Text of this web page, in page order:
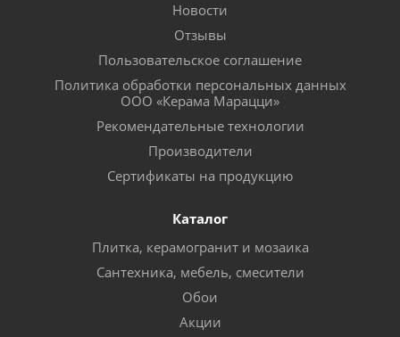
Новости
Отзывы
Пользовательское соглашение
Политика обработки персональных данных
ООО «Керама Марацци»
Рекомендательные технологии
Производители
Сертификаты на продукцию
Каталог
Плитка, керамогранит и мозаика
Сантехника, мебель, смесители
Обои
Акции